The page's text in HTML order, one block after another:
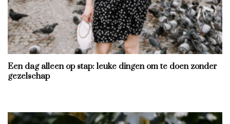
Een dag alleen op stap: leuke dingen om te doen zonder
gezelschap